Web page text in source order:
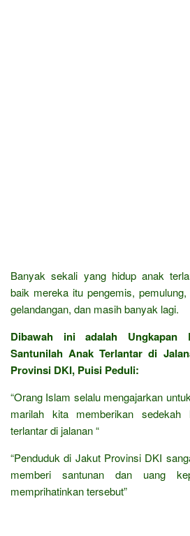
Banyak sekali yang hidup anak
baik mereka itu pengemis,
gelandangan, dan masih banyak lagi.
Dibawah ini adalah Ungkapan
Santunilah Anak Terlantar di
Provinsi DKI, Puisi Peduli:
“Orang Islam selalu mengajarkan
marilah kita memberikan sedekah
terlantar di jalanan “
“Penduduk di Jakut Provinsi DKI
memberi santunan dan uang
memprihatinkan tersebut”